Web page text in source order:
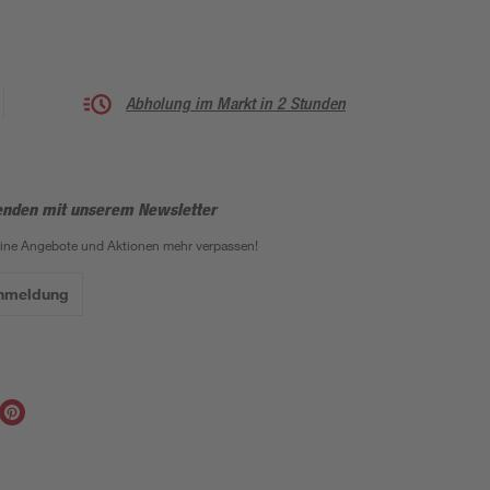
Abholung im Markt in 2 Stunden
mit unserem Newsletter
Angebote und Aktionen mehr verpassen!